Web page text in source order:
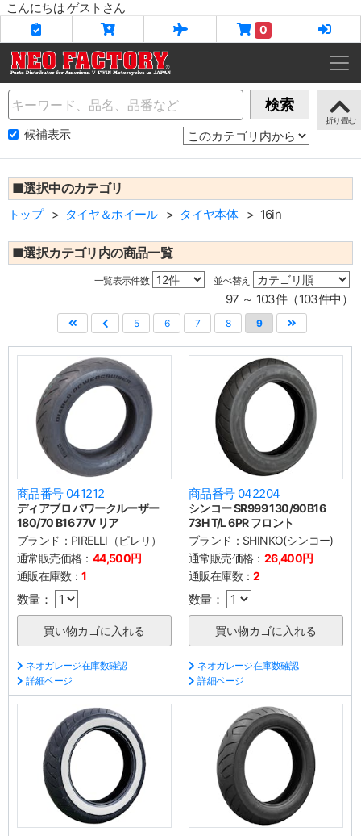
こんにちは ゲストさん
0
Name 検索
候補表示
■選択中のカテゴリ
トップ タイヤ＆ホイール タイヤ本体 16in
■選択カテゴリ内の商品一覧
一覧表示件数 並べ替え
97 ～ 103件（103件中）
5 6 7 8 9
商品番号 041212
ディアブロ パワークルーザー
180/70 B16 77V リア
ブランド： PIRELLI（ピレリ）
通常販売価格： 44,500円
通販在庫数：1
数量：
ネオガレージ在庫数確認
詳細ページ
商品番号 042204
シンコー SR999 130/90B16
73H T/L 6PR フロント
ブランド： SHINKO(シンコー)
通常販売価格： 26,400円
通販在庫数：2
数量：
ネオガレージ在庫数確認
詳細ページ